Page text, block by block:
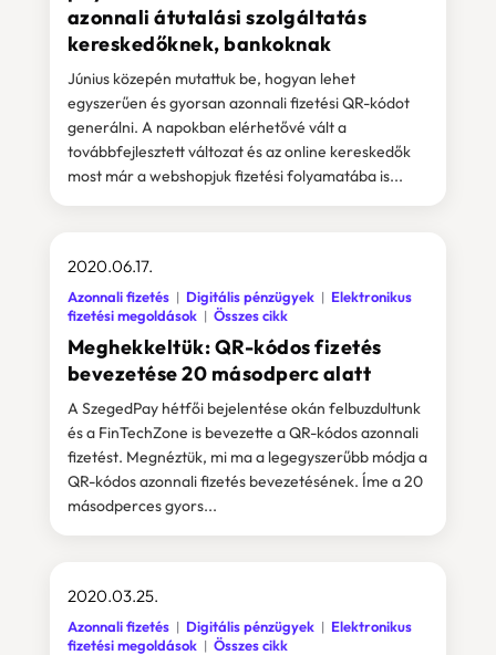
azonnali átutalási szolgáltatás
kereskedőknek, bankoknak
Június közepén mutattuk be, hogyan lehet
egyszerűen és gyorsan azonnali fizetési QR-kódot
generálni. A napokban elérhetővé vált a
továbbfejlesztett változat és az online kereskedők
most már a webshopjuk fizetési folyamatába is...
Meghekkeltük: QR-kódos fizetés
bevezetése 20 másodperc alatt
2020.06.17.
Azonnali fizetés Digitális pénzügyek
Elektronikus
fizetési megoldások
Összes cikk
A SzegedPay hétfői bejelentése okán felbuzdultunk
és a FinTechZone is bevezette a QR-kódos azonnali
fizetést. Megnéztük, mi ma a legegyszerűbb módja a
QR-kódos azonnali fizetés bevezetésének. Íme a 20
másodperces gyors...
2020.03.25.
Azonnali fizetés Digitális pénzügyek
Elektronikus
fizetési megoldások
Összes cikk